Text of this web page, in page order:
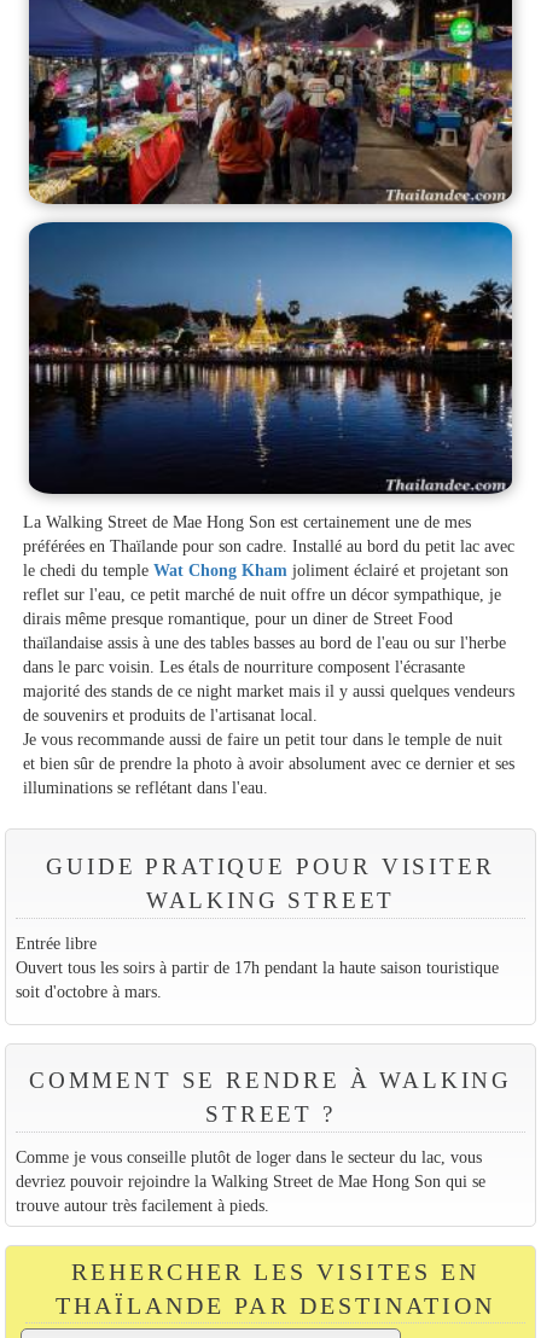
La Walking Street de Mae Hong Son est certainement une de mes
préférées en Thaïlande pour son cadre. Installé au bord du petit lac avec
le chedi du templeWat Chong Kham joliment éclairé et projetant son
reflet sur l'eau, ce petit marché de nuit offre un décor sympathique, je
dirais même presque romantique, pour un diner de Street Food
thaïlandaise assis à une des tables basses au bord de l'eau ou sur l'herbe
dans le parc voisin. Les étals de nourriture composent l'écrasante
majorité des stands de ce night market mais il y aussi quelques vendeurs
de souvenirs et produits de l'artisanat local.
Je vous recommande aussi de faire un petit tour dans le temple de nuit
et bien sûr de prendre la photo à avoir absolument avec ce dernier et ses
illuminations se reflétant dans l'eau.
GUIDE PRATIQUE POUR VISITER
WALKING STREET
Entrée libre
Ouvert tous les soirs à partir de 17h pendant la haute saison touristique
soit d'octobre à mars.
COMMENT SE RENDRE À WALKING
STREET ?
Comme je vous conseille plutôt de loger dans le secteur du lac, vous
devriez pouvoir rejoindre la Walking Street de Mae Hong Son qui se
trouve autour très facilement à pieds.
REHERCHER LES VISITES EN
THAÏLANDE PAR DESTINATION